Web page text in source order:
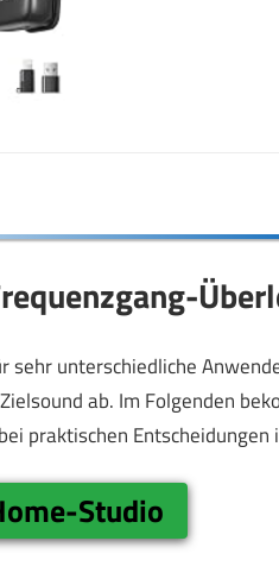
sehr unterschiedliche
ab. Im Folgenden
praktischen
Studio